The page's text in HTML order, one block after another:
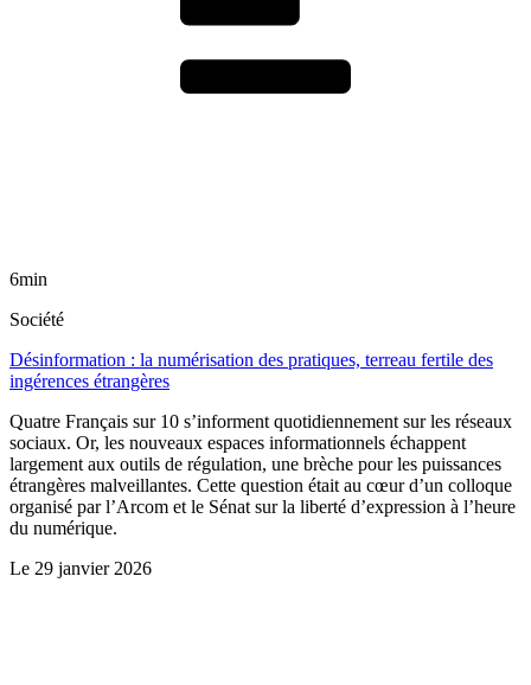
6min
Société
Désinformation : la numérisation des pratiques, terreau fertile des
ingérences étrangères
Quatre Français sur 10 s’informent quotidiennement sur les réseaux
sociaux. Or, les nouveaux espaces informationnels échappent
largement aux outils de régulation, une brèche pour les puissances
étrangères malveillantes. Cette question était au cœur d’un colloque
organisé par l’Arcom et le Sénat sur la liberté d’expression à l’heure
du numérique.
Le 29 janvier 2026